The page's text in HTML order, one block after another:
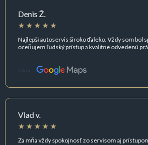
Denis Ž.
Najlepší autoservis široko ďaleko. Vždy som bol
oceňujem ľudský prístup a kvalitne odvedenú
Zdroj:
Vlad v.
Za mňa vždy spokojnosť zo servisom aj